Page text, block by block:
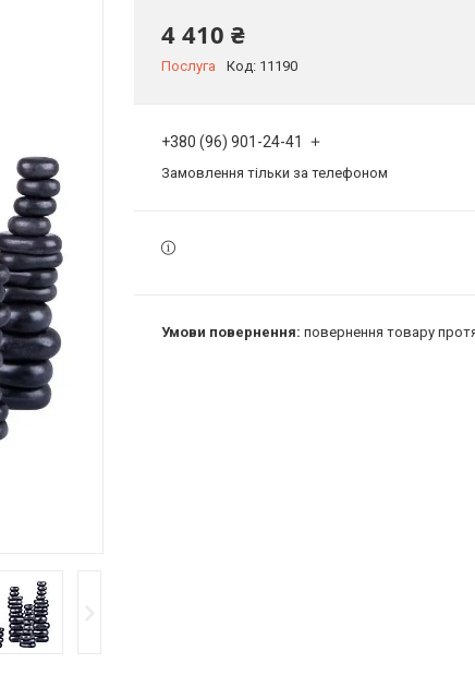
4 410 ₴
Послуга Код: 11190
+380 (96) 901-24-41
Замовлення тільки за телефоном
повернення товару